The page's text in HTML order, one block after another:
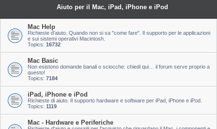
Aiuto per il Mac, iPad, iPhone e iPod
Mac Help
Richieste d'aiuto. Quando non si sa "come fare". Il supporto per le applicazioni
e sui sistemi operativi Macintosh.
Topics: 16732
Mac Basic
Non esistono domande banali o sciocche: chiedi qui… il forum serve proprio a
questo!
Topics: 7184
iPad, iPhone e iPod
Richieste di aiuto. Il supporto hardware e software per iPad, iPhone e iPod.
Topics: 1119
Mac - Hardware e Periferiche